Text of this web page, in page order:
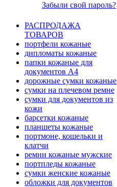
Забыли свой пароль?
РАСПРОДАЖА
ТОВАРОВ
портфели кожаные
дипломаты кожаные
папки кожаные для
документов А4
дорожные сумки кожаные
сумки на плечевом ремне
сумки для документов из
кожи
барсетки кожаные
планшеты кожаные
портмоне, кошельки и
клатчи
ремни кожаные мужские
портпледы кожаные
сумки женские кожаные
обложки для документов